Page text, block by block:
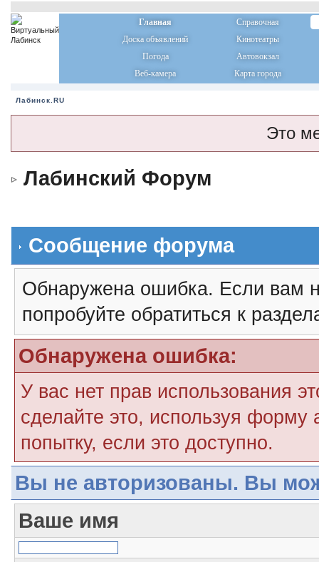
Главная
Справочная
Доска объявлений
Кинотеатры
Погода
Автовокзал
Веб-камера
Карта города
Лабинск.RU
Это
Лабинский Форум
Сообщение форума
Обнаружена ошибка. Если вам
попробуйте обратиться к
Обнаружена ошибка:
У вас нет прав использования
сделайте это, используя форму
попытку, если это доступно.
Вы не авторизованы. Вы
Ваше имя